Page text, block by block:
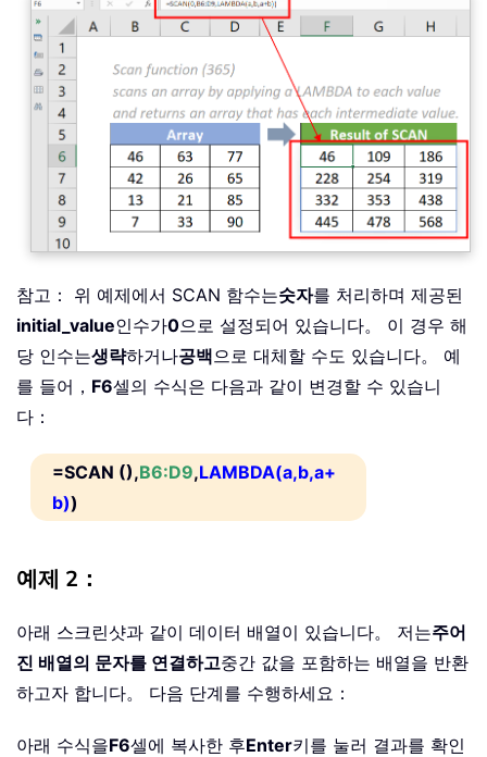
참고： 위 예제에서 SCAN 함수는숫자를 처리하며 제공된
initial_value인수가0으로 설정되어 있습니다。 이 경우 해
당 인수는생략하거나공백으로 대체할 수도 있습니다。 예
를 들어， F6셀의 수식은 다음과 같이 변경할 수 있습니
다：
=SCAN (),B6:D9,LAMBDA(a,b,a+
b))
예제 2：
아래 스크린샷과 같이 데이터 배열이 있습니다。 저는주어
진 배열의 문자를 연결하고중간 값을 포함하는 배열을 반환
하고자 합니다。 다음 단계를 수행하세요：
아래 수식을F6셀에 복사한 후Enter키를 눌러 결과를 확인